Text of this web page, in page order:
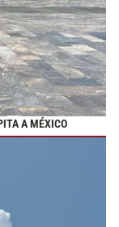
A MÉXICO